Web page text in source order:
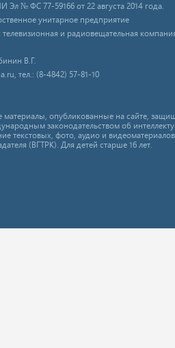
Эл № ФС 77-59166 от 22 августа 2014 года.
унитарное предприятие
телевизионная и радиовещательная
В.Г.
тел.: (8-4842) 57-81-10
опубликованные на сайте,
законодательством об
текстовых, фото, аудио и
(ВГТРК). Для детей старше 16 лет.